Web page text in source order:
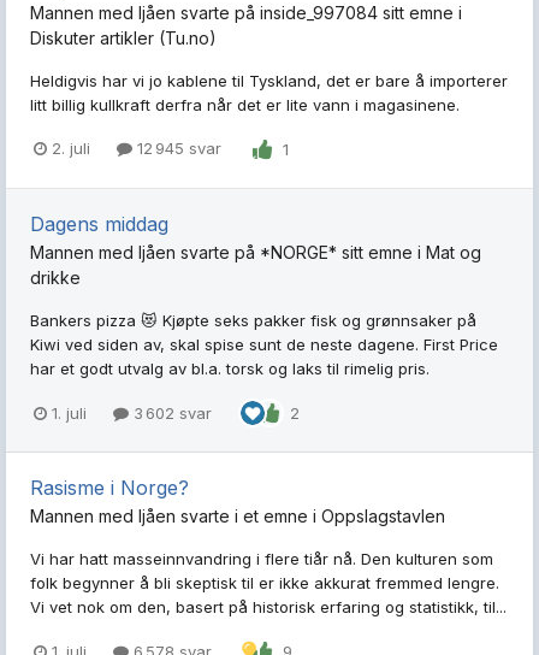
Mannen med ljåen svarte på inside_997084 sitt emne i
Diskuter artikler (Tu.no)
Heldigvis har vi jo kablene til Tyskland, det er bare å importerer
litt billig kullkraft derfra når det er lite vann i magasinene.
2. juli 12 945 svar 1
Dagens middag
Mannen med ljåen svarte på *NORGE* sitt emne i Mat og
drikke
Bankers pizza 😻 Kjøpte seks pakker fisk og grønnsaker på
Kiwi ved siden av, skal spise sunt de neste dagene. First Price
har et godt utvalg av bl.a. torsk og laks til rimelig pris.
1. juli 3 602 svar 2
Rasisme i Norge?
Mannen med ljåen svarte i et emne i Oppslagstavlen
Vi har hatt masseinnvandring i flere tiår nå. Den kulturen som
folk begynner å bli skeptisk til er ikke akkurat fremmed lengre.
Vi vet nok om den, basert på historisk erfaring og statistikk, til...
1. juli 6 578 svar